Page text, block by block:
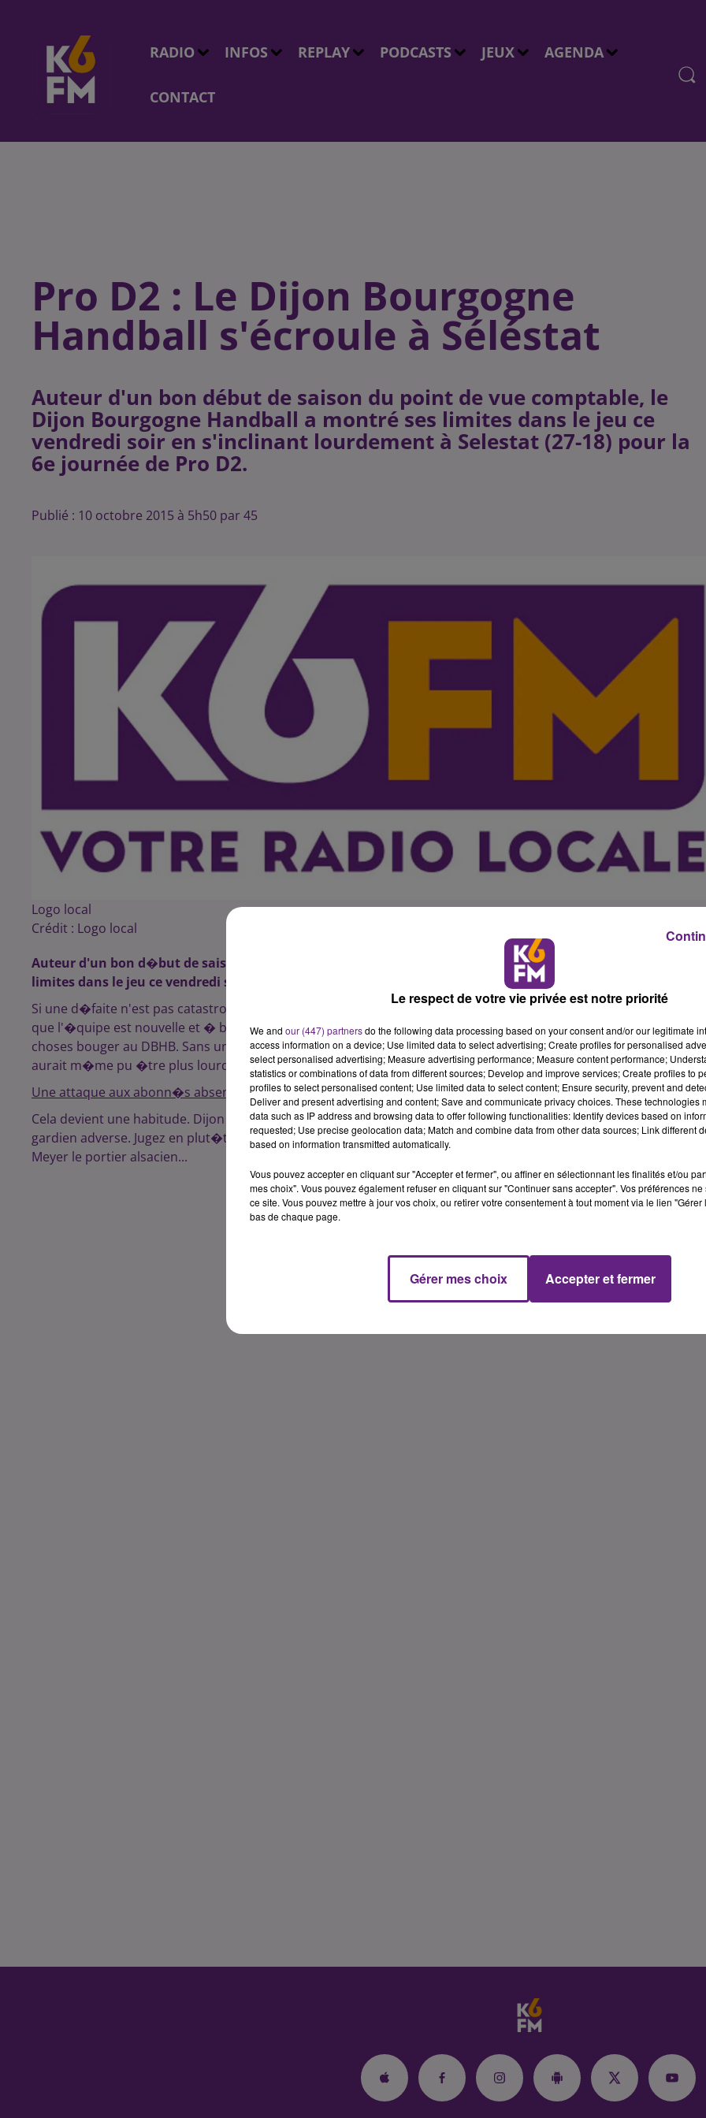
RADIO INFOS REPLAY PODCASTS JEUX AGENDA
CONTACT
Pro D2 : Le Dijon Bourgogne
Handball s'écroule à Séléstat
Auteur d'un bon début de saison du point de vue comptable, le
Dijon Bourgogne Handball a montré ses limites dans le jeu ce
vendredi soir en s'inclinant lourdement à Selestat (27-18) pour la
Publié : 10 octobre 2015 à 5h50 par 45
Logo local
Crédit : Logo local
Auteur d'un bon d�but de saison du point de vue comptable, le Dijon Bourgogne Handball a montr� ses
limites dans le jeu ce vendredi soir en s'inclinant lourdement � Selestat (27-18) pour la 6e journ�e de Pro D2
Si une d�faite n'est pas catastrophique en soi, c'est plus la mani�re qui inqui�te. Car si l'on peut toujours dire
que l'�quipe est nouvelle et � besoin de temps, cela fait maintenant 6 match o� l'on ne voit pas vraiment les
choses bouger au DBHB. Sans un Stojinovic sauvant ce qu'il pouvait notamment en premi�re p�riode, l'addition
aurait m�me pu �tre plus lourde.
Une attaque aux abonn�s absent
Cela devient une habitude. Dijon entame sa prestation offensive par un festival de balles perdues ou de tirs sur le
gardien adverse. Jugez en plut�t: 13 pertes de balle pour Dijon en premi�re p�riodes. 8/16 soit 50% d'arr�t
Meyer le portier alsacien...
Lire la suite sur Dijon-
Le respect de votre vie privée est notre priorité
We and our (447) partnersdo the following data processing based on your consent and/or our legitimate
access information on a device; Use limited data to select advertising; Create profiles for personalised
select personalised advertising; Measure advertising performance; Measure content performance;
statistics or combinations of data from different sources; Develop and improve services; Create profiles to
profiles to select personalised content; Use limited data to select content; Ensure security, prevent and
Deliver and present advertising and content; Save and communicate privacy choices. These technologies
data such as IP address and browsing data to offer following functionalities: Identify devices based on
requested; Use precise geolocation data; Match and combine data from other data sources; Link different
based on information transmitted automatically.
Vous pouvez accepter en cliquant sur "Accepter et fermer", ou affiner en sélectionnant les finalités et/ou
mes choix". Vous pouvez également refuser en cliquant sur "Continuer sans accepter". Vos préférences
ce site. Vous pouvez mettre à jour vos choix, ou retirer votre consentement à tout moment via le lien
bas de chaque page.
Gérer mes choix Accepter et fermer